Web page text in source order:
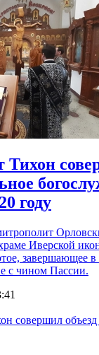
Тихон
году
Иверской
завершающее
с чином Пассии.